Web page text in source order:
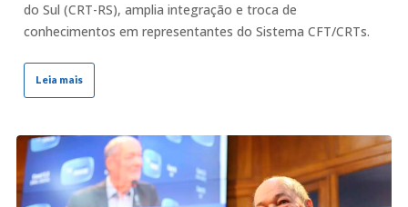
do Sul (CRT-RS), amplia integração e troca de
conhecimentos em representantes do Sistema CFT/CRTs.
Leia mais